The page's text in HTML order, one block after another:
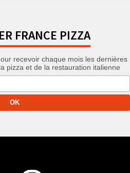
FRANCE PIZZA
recevoir chaque mois les dernières
pizza et de la restauration italienne